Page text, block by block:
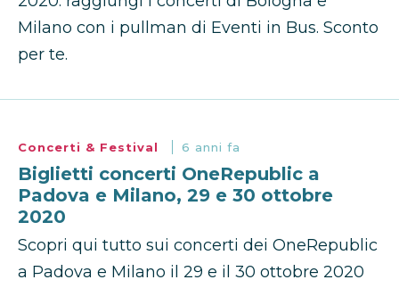
Milano con i pullman di Eventi in Bus. Sconto
per te.
Concerti & Festival 6 anni fa
Biglietti concerti OneRepublic a
Padova e Milano, 29 e 30 ottobre
2020
Scopri qui tutto sui concerti dei OneRepublic
a Padova e Milano il 29 e il 30 ottobre 2020